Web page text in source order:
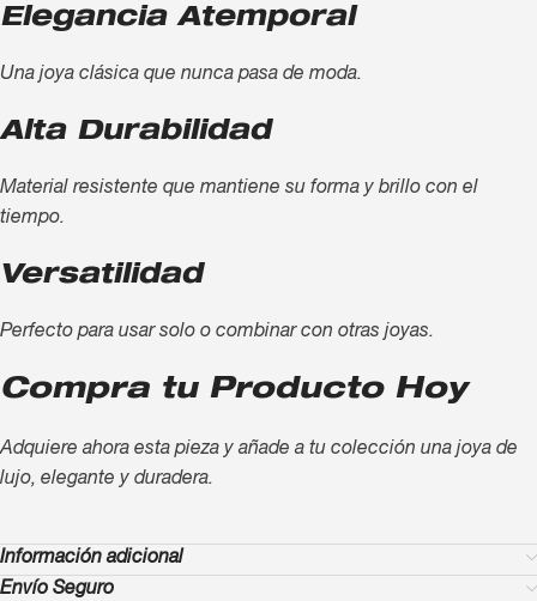
Elegancia Atemporal
Una joya clásica que nunca pasa de moda.
Alta Durabilidad
Material resistente que mantiene su forma y brillo con el
tiempo.
Versatilidad
Perfecto para usar solo o combinar con otras joyas.
Compra tu Producto Hoy
Adquiere ahora esta pieza y añade a tu colección una joya de
lujo, elegante y duradera.
Información adicional
Envío Seguro